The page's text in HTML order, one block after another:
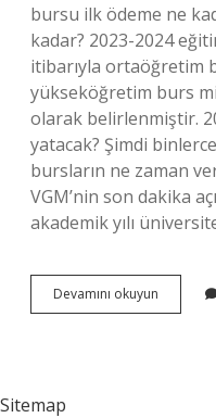
bursu ilk ödeme ne
kadar? 2023-2024
itibarıyla ortaöğretim
yükseköğretim burs
olarak belirlenmiştir.
yatacak? Şimdi
bursların ne zaman
VGM’nin son dakika
akademik yılı
Devamını okuyun
Ilk
Sitemap